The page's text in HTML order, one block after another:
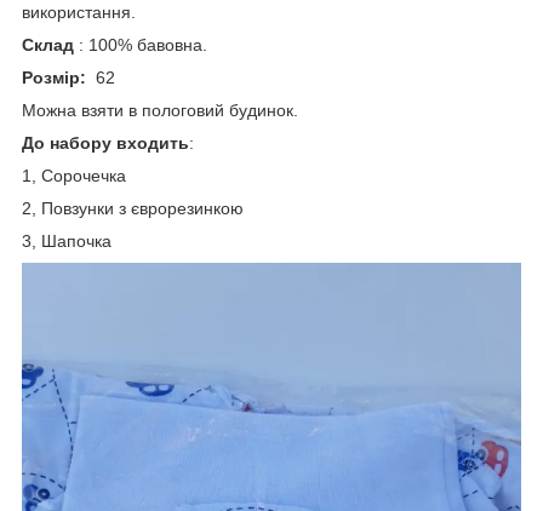
використання.
Склад : 100% бавовна.
Розмір: 62
Можна взяти в пологовий будинок.
До набору входить:
1, Сорочечка
2, Повзунки з єврорезинкою
3, Шапочка